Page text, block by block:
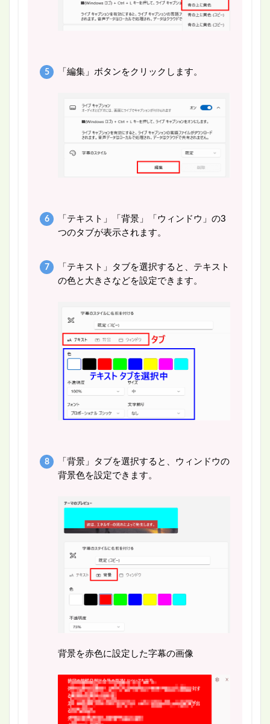
「編集」ボタンをクリックします。
「テキスト」「背景」「ウィンドウ」の3
つのタブが表示されます。
「テキスト」タブを選択すると、テキスト
の色と大きさなどを設定できます。
「背景」タブを選択すると、ウィンドウの
背景色を設定できます。
背景を赤色に設定した字幕の画像